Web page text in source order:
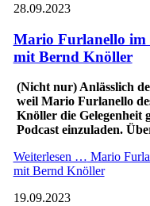
28.09.2023
Mario Furlanello
mit Bernd Knöller
(Nicht nur) Anlässlich
weil Mario Furlanello
Knöller die Gelegenheit
Podcast einzuladen.
Weiterlesen … Mario
mit Bernd Knöller
19.09.2023